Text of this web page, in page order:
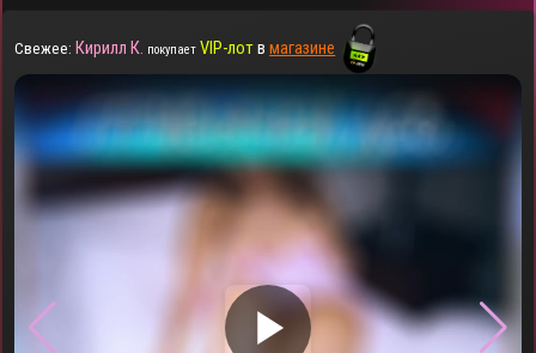
Свежее: Кирилл К. покупает VIP-лотвмагазине
▶